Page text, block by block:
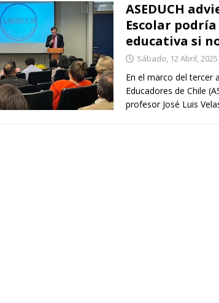
ASEDUCH
Escolar
educativa si
Sábado, 12 Abril,
En el marco del tercer
Educadores de Chile
profesor José Luis